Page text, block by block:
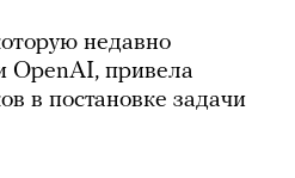
недавно
OpenAI, привела
в постановке задачи